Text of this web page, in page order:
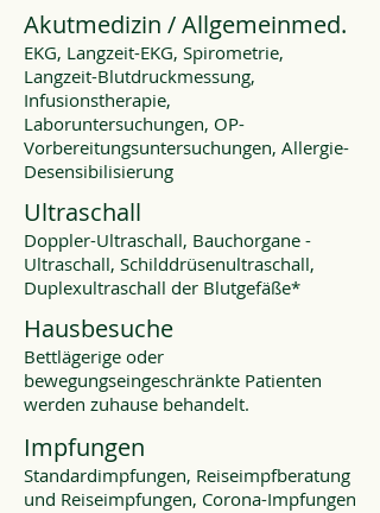
Akutmedizin / Allgemeinmed.
EKG, Langzeit-EKG, Spirometrie,
Langzeit-Blutdruckmessung,
Infusionstherapie,
Laboruntersuchungen, OP-
Vorbereitungsuntersuchungen, Allergie-
Desensibilisierung
Ultraschall
Doppler-Ultraschall, Bauchorgane -
Ultraschall, Schilddrüsenultraschall,
Duplexultraschall der Blutgefäße*
Hausbesuche
Bettlägerige oder
bewegungseingeschränkte Patienten
werden zuhause behandelt.
Impfungen
Standardimpfungen, Reiseimpfberatung
und Reiseimpfungen, Corona-Impfungen